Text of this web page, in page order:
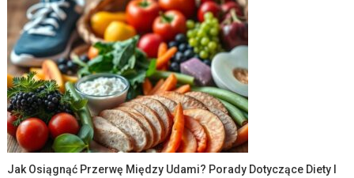
Jak Osiągnąć Przerwę Między Udami? Porady Dotyczące Diety I